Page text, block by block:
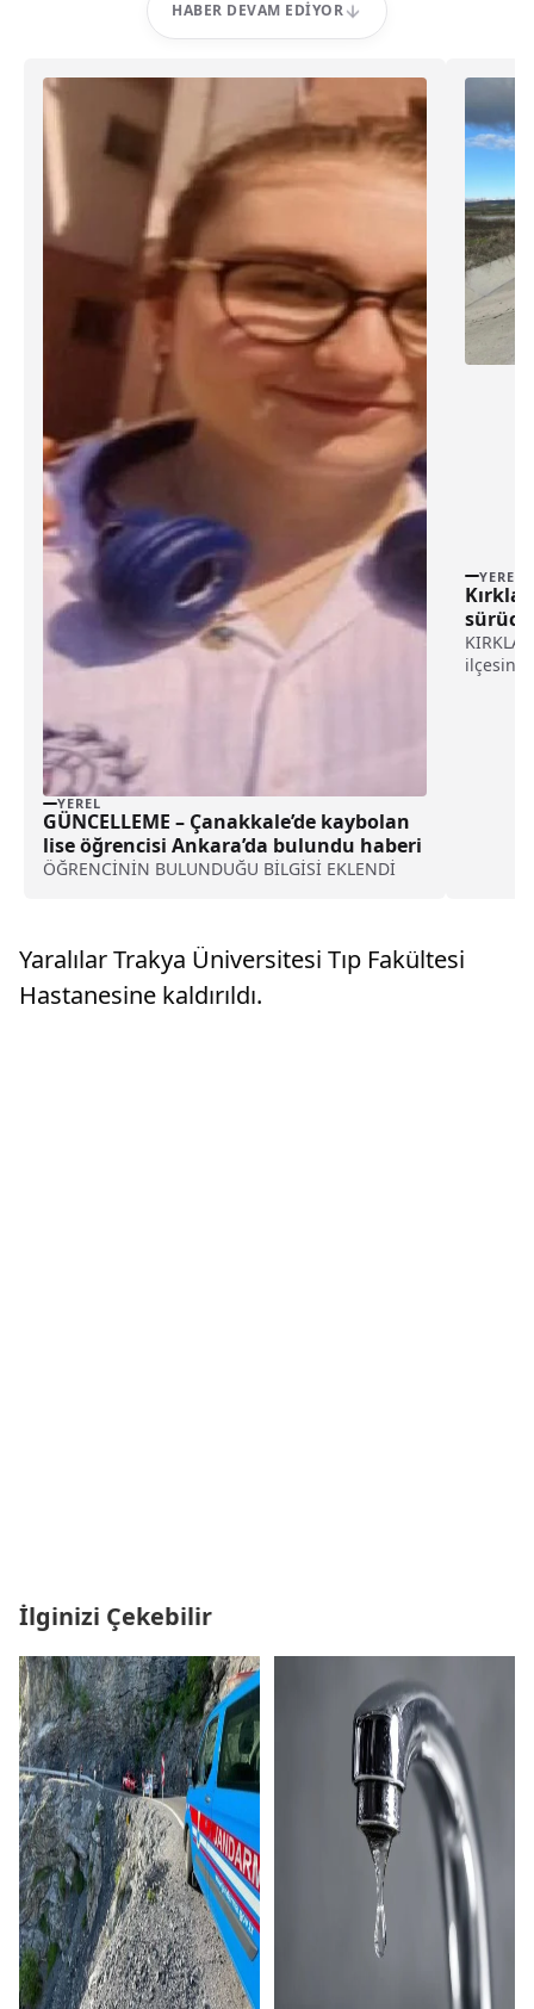
HABER DEVAM EDIYOR
YEREL
GÜNCELLEME – Çanakkale’de kaybolan
lise öğrencisi Ankara’da bulundu haberi
ÖĞRENCİNİN BULUNDUĞU BİLGİSİ EKLENDİ
YEREL
Yaralılar Trakya Üniversitesi Tıp Fakültesi
Hastanesine kaldırıldı.
İlginizi Çekebilir